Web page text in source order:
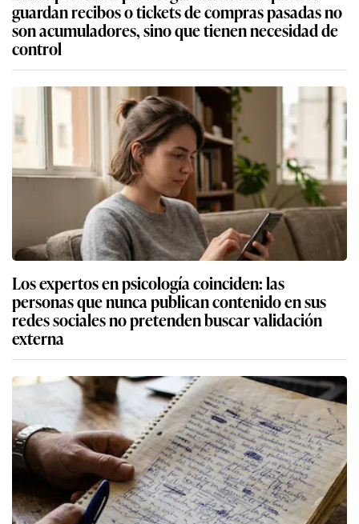
guardan recibos o tickets de compras pasadas no
son acumuladores, sino que tienen necesidad de
control
Los expertos en psicología coinciden: las
personas que nunca publican contenido en sus
redes sociales no pretenden buscar validación
externa